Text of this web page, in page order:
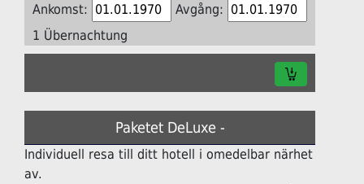
Ankomst:
Avgång:
1 Übernachtung
Paketet DeLuxe -
Individuell resa till ditt hotell i omedelbar närhet
av.